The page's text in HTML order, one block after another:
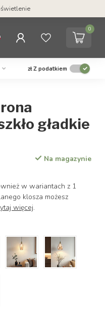
0
złZ podatkiem
gładkie
Na magazynie
w wariantach z 1
klosza możesz
więcej.